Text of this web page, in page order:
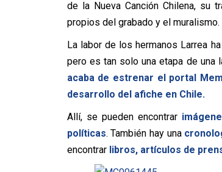
de la Nueva Canción Chilena, su
propios del grabado y el muralismo.
La labor de los hermanos Larrea
pero es tan solo una etapa de una
acaba de estrenar el portal
desarrollo del afiche en Chile.
Allí, se pueden encontrar
políticas. También hay una
encontrar libros, artículos de